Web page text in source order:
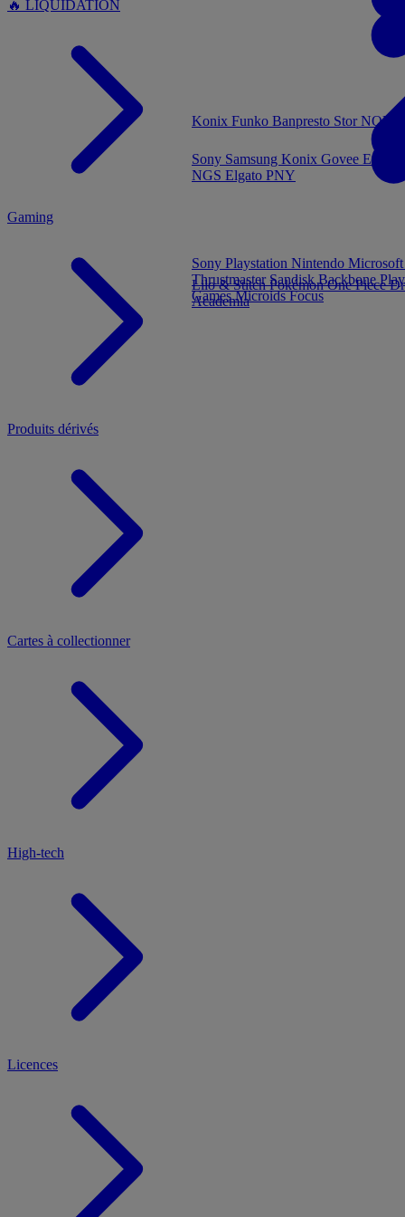
🔥 LIQUIDATION
Konix Funko Banpresto Stor
Gaming
Sony Playstation Nintendo
Thrustmaster SandiskBackbone
GamesMicroidsFocus
Produits dérivés
Lilo & StitchPokémonOne Piece
Academia
Cartes à collectionner
High-tech
Sony Samsung Konix Govee
NGS Elgato PNY
Licences